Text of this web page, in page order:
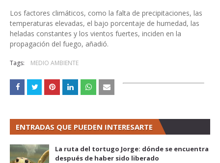
Los factores climáticos, como la falta de precipitaciones, las
temperaturas elevadas, el bajo porcentaje de humedad, las
heladas constantes y los vientos fuertes, inciden en la
propagación del fuego, añadió.
Tags: MEDIO AMBIENTE
ENTRADAS QUE PUEDEN INTERESARTE
La ruta del tortugo Jorge: dónde se encuentra
después de haber sido liberado